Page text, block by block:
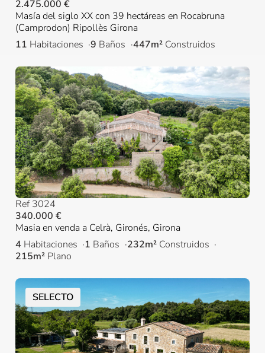
2.475.000 €
Masía del siglo XX con 39 hectáreas en Rocabruna
(Camprodon) Ripollès Girona
11 Habitaciones 9 Baños 447m² Construidos
Ref 3024
340.000 €
Masia en venda a Celrà, Gironés, Girona
4 Habitaciones 1 Baños 232m² Construidos
215m² Plano
SELECTO